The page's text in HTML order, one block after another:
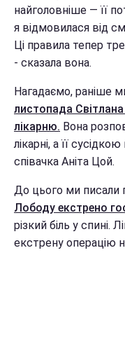
найголовніше — її
я відмовилася від
Ці правила тепер
- сказала вона.
Нагадаємо, раніше
листопада
лікарню. Вона
лікарні, а її
співачка Аніта Цой.
До цього ми писали
Лободу екстрено
різкий біль у спині.
екстрену операцію